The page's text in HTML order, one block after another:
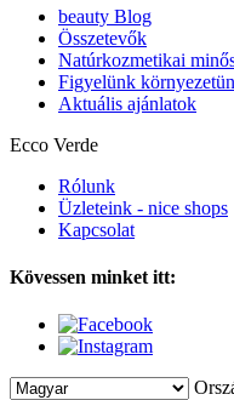
beauty Blog
Összetevők
Natúrkozmetikai
Figyelünk
Aktuális ajánlatok
Ecco Verde
Rólunk
Üzleteink - nice shops
Kapcsolat
Kövessen minket itt: